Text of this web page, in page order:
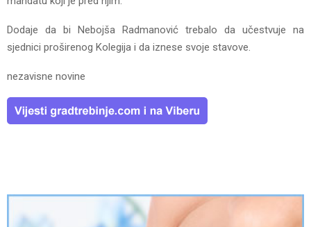
Dodaje da bi Nebojša Radmanović trebalo da učestvuje na
sjednici proširenog Kolegija i da iznese svoje stavove.
nezavisne novine